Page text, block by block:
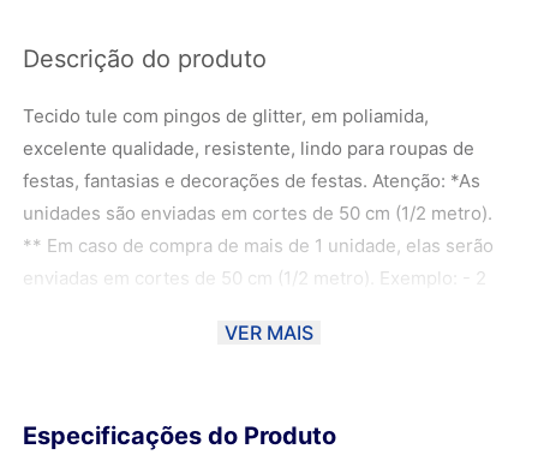
Descrição do produto
Tecido tule com pingos de glitter, em poliamida,
excelente qualidade, resistente, lindo para roupas de
festas, fantasias e decorações de festas. Atenção: *As
unidades são enviadas em cortes de 50 cm (1/2 metro).
** Em caso de compra de mais de 1 unidade, elas serão
enviadas em cortes de 50 cm (1/2 metro). Exemplo: - 2
metros; - 4 unidades de 50 cm - 2 metros; ***As fotos
uma variação de 10% dependendo do monitor. ****Ao
VER MAIS
Especificações do Produto